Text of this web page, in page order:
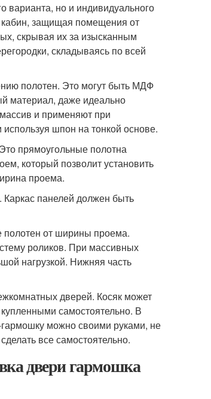
варианта, но и индивидуального
кабин, защищая помещения от
скрывая их за изысканным
складываясь по всей
полотен. Это могут быть МДФ
материал, даже идеально
и применяют при
шпон на тонкой основе.
прямоугольные полотна
который позволит установить
проема.
панелей должен быть
полотен от ширины проема.
роликов. При массивных
нагрузкой. Нижняя часть
дверей. Косяк может
самостоятельно. В
можно своими руками, не
все самостоятельно.
двери гармошка